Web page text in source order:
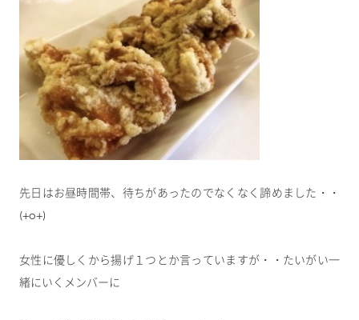
先日はお昼時間帯、待ちがあったのでなくなく諦めました・・
(+o+)
女性に優しくから揚げ１つとか言っていますが・・たいがい一
緒にいくメンバーに